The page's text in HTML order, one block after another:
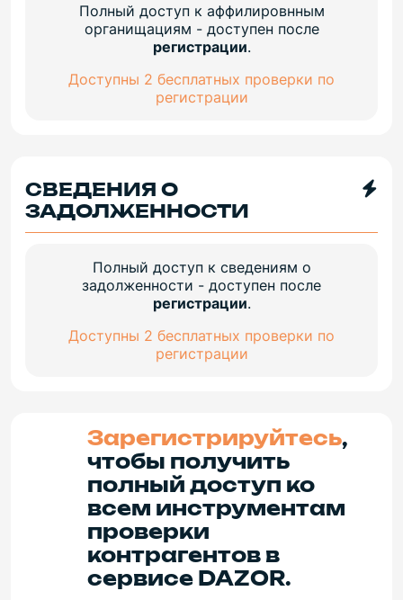
Полный доступ к аффилировнным
органищациям - доступен после
регистрации.
Доступны 2 бесплатных проверки по
регистрации
СВЕДЕНИЯ О
ЗАДОЛЖЕННОСТИ
Полный доступ к сведениям о
задолженности - доступен после
регистрации.
Доступны 2 бесплатных проверки по
регистрации
Зарегистрируйтесь,
чтобы получить
полный доступ ко
всем инструментам
проверки
контрагентов в
сервисе DAZOR.